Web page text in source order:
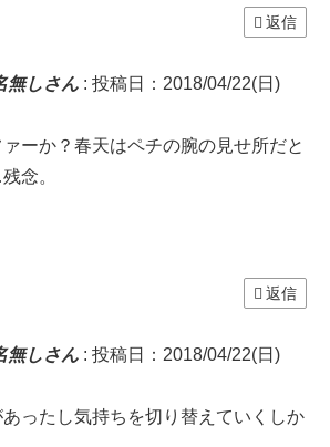
返信
無しさん : 投稿日：2018/04/22(日)
ーか？春天はペチの腕の見せ所だと
念。
返信
無しさん : 投稿日：2018/04/22(日)
ったし気持ちを切り替えていくしか